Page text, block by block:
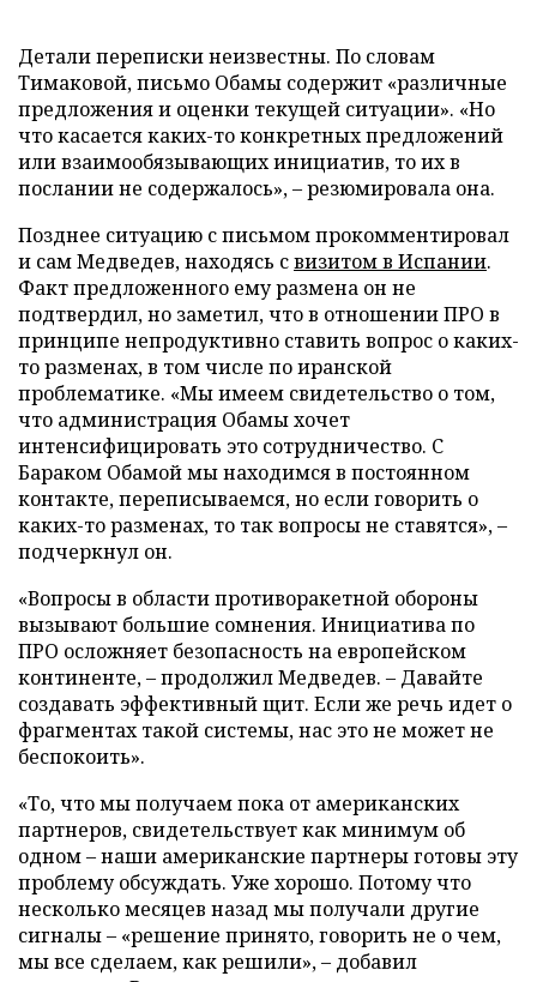
Детали переписки неизвестны. По словам
Тимаковой, письмо Обамы содержит «различные
предложения и оценки текущей ситуации». «Но
что касается каких-то конкретных предложений
или взаимообязывающих инициатив, то их в
послании не содержалось», – резюмировала она.
Позднее ситуацию с письмом прокомментировал
и сам Медведев, находясь свизитом в Испании.
Факт предложенного ему размена он не
подтвердил, но заметил, что в отношении ПРО в
принципе непродуктивно ставить вопрос о каких-
то разменах, в том числе по иранской
проблематике. «Мы имеем свидетельство о том,
что администрация Обамы хочет
интенсифицировать это сотрудничество. С
Бараком Обамой мы находимся в постоянном
контакте, переписываемся, но если говорить о
каких-то разменах, то так вопросы не ставятся», –
подчеркнул он.
«Вопросы в области противоракетной обороны
вызывают большие сомнения. Инициатива по
ПРО осложняет безопасность на европейском
континенте, – продолжил Медведев. – Давайте
создавать эффективный щит. Если же речь идет о
фрагментах такой системы, нас это не может не
беспокоить».
«То, что мы получаем пока от американских
партнеров, свидетельствует как минимум об
одном – наши американские партнеры готовы эту
проблему обсуждать. Уже хорошо. Потому что
несколько месяцев назад мы получали другие
сигналы – «решение принято, говорить не о чем,
мы все сделаем, как решили», – добавил